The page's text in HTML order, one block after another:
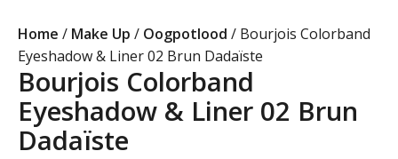
Home / Make Up / Oogpotlood / Bourjois Colorband
Eyeshadow & Liner 02 Brun Dadaïste
Bourjois Colorband
Eyeshadow & Liner 02 Brun
Dadaïste